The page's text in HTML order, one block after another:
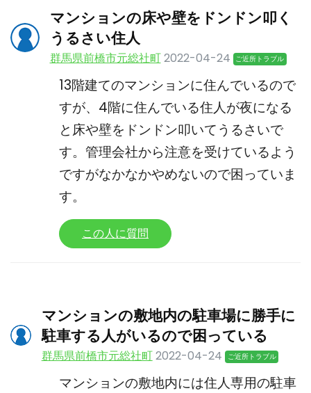
マンションの床や壁をドンドン叩く
うるさい住人
群馬県前橋市元総社町2022-04-24 ご近所トラブル
13階建てのマンションに住んでいるので
すが、4階に住んでいる住人が夜になる
と床や壁をドンドン叩いてうるさいで
す。管理会社から注意を受けているよう
ですがなかなかやめないので困っていま
す。
この人に質問
マンションの敷地内の駐車場に勝手に
駐車する人がいるので困っている
群馬県前橋市元総社町2022-04-24 ご近所トラブル
マンションの敷地内には住人専用の駐車